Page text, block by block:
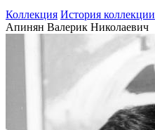
Коллекция История коллекции
Апинян Валерик Николаевич